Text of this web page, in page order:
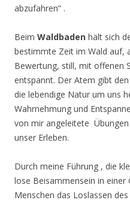
abzufahren“ .
Beim Waldbaden hält sich
bestimmte Zeit im Wald auf,
Bewertung, still, mit offenen
entspannt. Der Atem gibt
die lebendige Natur um uns
Wahrnehmung und
von mir angeleitete
unser Erleben.
Durch meine Führung , die
lose Beisammensein in einer
Menschen das Loslassen